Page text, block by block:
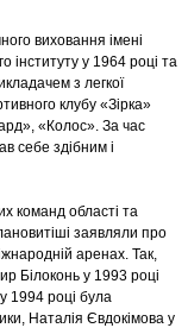
виховання імені
інституту у 1964 році та
з легкої
клубу «Зірка»
«Колос». За час
себе здібним і
команд області та
заявляли про
аренах. Так,
Білоконь у 1993 році
1994 році була
Наталія Євдокімова у